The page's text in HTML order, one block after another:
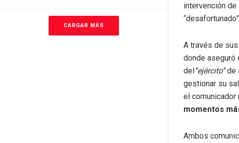
CARGAR MÁS
intervención
A través de
donde aseguró
del“ejército”de
gestionar su
el comunicador
momentos
Ambos